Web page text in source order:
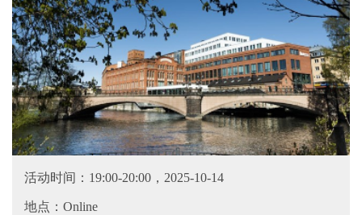
活动时间：19:00-20:00，2025-10-14
地点：Online